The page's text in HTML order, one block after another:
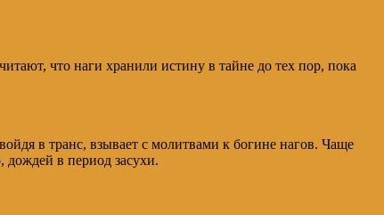
что наги хранили истину в тайне до тех пор, пока
в транс, взывает с молитвами к богине нагов. Чаще
в период засухи.